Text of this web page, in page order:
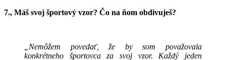
7., Máš svoj športový vzor? Čo na ňom obdivuješ?
„Nemôžem povedať, že by som považovala
konkrétneho športovca za svoj vzor. Každý jeden